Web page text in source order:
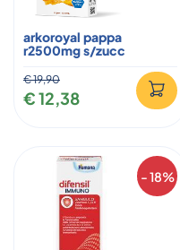
arkoroyal pappa
r2500mg s/zucc
€ 19,90
€ 12,38
- 18%